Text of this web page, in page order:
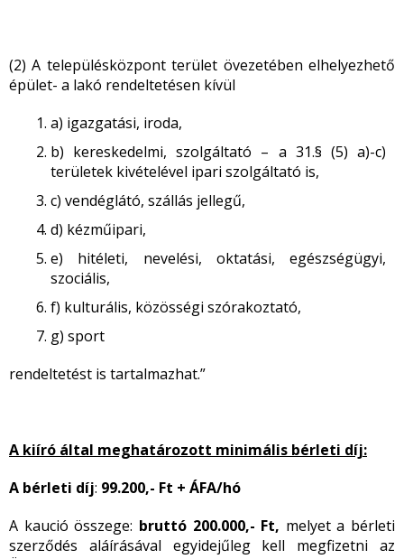
(2) A településközpont terület övezetében elhelyezhető
épület- a lakó rendeltetésen kívül
a) igazgatási, iroda,
b) kereskedelmi, szolgáltató – a 31.§ (5) a)-c)
területek kivételével ipari szolgáltató is,
c) vendéglátó, szállás jellegű,
d) kézműipari,
e) hitéleti, nevelési, oktatási, egészségügyi,
szociális,
f) kulturális, közösségi szórakoztató,
g) sport
rendeltetést is tartalmazhat.”
A kiíró által meghatározott minimális bérleti díj:
A bérleti díj: 99.200,- Ft + ÁFA/hó
A kaució összege: bruttó 200.000,- Ft, melyet a bérleti
szerződés aláírásával egyidejűleg kell megfizetni az